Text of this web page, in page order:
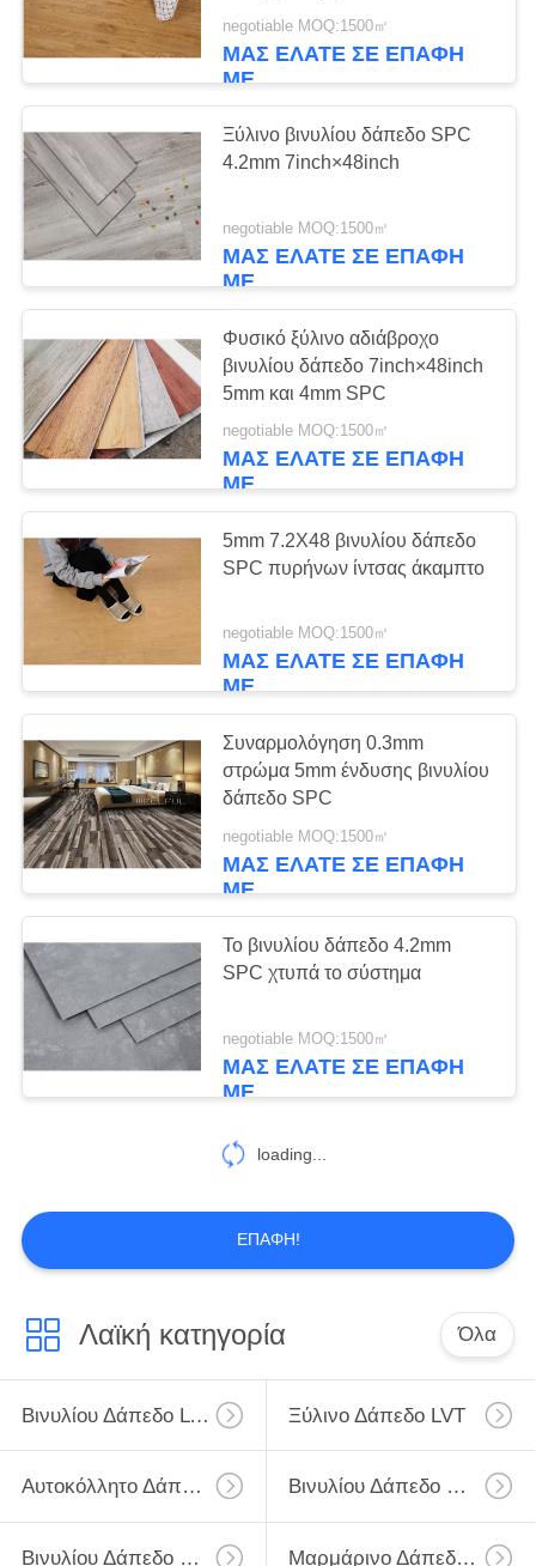
SITEMAP
PRIVACY
POLICY
δεύτερη μόνο στο μάρμαρο
negotiable MOQ:1500㎡
ΜΑΣ ΕΛΆΤΕ ΣΕ ΕΠΑΦΉ
ΜΕ
Ξύλινο βινυλίου δάπεδο SPC
4.2mm 7inch×48inch
negotiable MOQ:1500㎡
ΜΑΣ ΕΛΆΤΕ ΣΕ ΕΠΑΦΉ
ΜΕ
Φυσικό ξύλινο αδιάβροχο
βινυλίου δάπεδο 7inch×48inch
5mm και 4mm SPC
negotiable MOQ:1500㎡
ΜΑΣ ΕΛΆΤΕ ΣΕ ΕΠΑΦΉ
ΜΕ
5mm 7.2X48 βινυλίου δάπεδο
SPC πυρήνων ίντσας άκαμπτο
negotiable MOQ:1500㎡
ΜΑΣ ΕΛΆΤΕ ΣΕ ΕΠΑΦΉ
ΜΕ
Συναρμολόγηση 0.3mm
στρώμα 5mm ένδυσης βινυλίου
δάπεδο SPC
negotiable MOQ:1500㎡
ΜΑΣ ΕΛΆΤΕ ΣΕ ΕΠΑΦΉ
ΜΕ
Το βινυλίου δάπεδο 4.2mm
SPC χτυπά το σύστημα
negotiable MOQ:1500㎡
ΜΑΣ ΕΛΆΤΕ ΣΕ ΕΠΑΦΉ
ΜΕ
loading...
ΕΠΑΦΉ!
Λαϊκή κατηγορία Όλα
Βινυλίου Δάπεδο LVT Ξύλινο Δάπεδο LVT
Αυτοκόλλητο Δάπεδο LVT Βινυλίου Δάπεδο SPC
Βινυλίου Δάπεδο PVC Μαρμάρινο Δάπεδο LVT